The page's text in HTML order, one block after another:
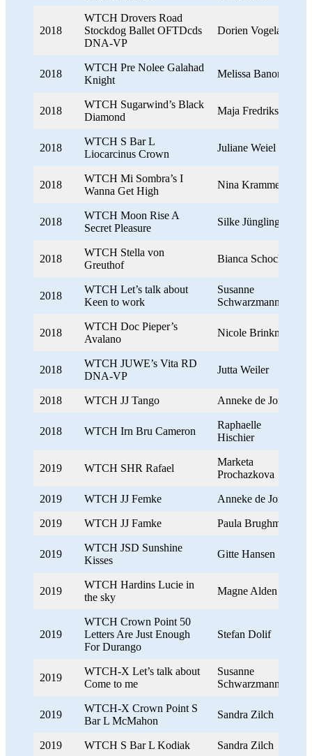
2018
WTCH Drovers Road
Stockdog Ballet OFTDcds
DNA-VP
Dorien Vogelaar
2018
WTCH Pre Nolee Galahad
Knight
Melissa Banon
2018
WTCH Sugarwind’s Black
Diamond
Maja Fredriksson
2018
WTCH S Bar L
Liocarcinus Crown
Juliane Weiel
2018
WTCH Mi Sombra’s I
Wanna Get High
Nina Krammer
2018
WTCH Moon Rise A
Secret Pleasure
Silke Jüngling
2018
WTCH Stella von
Greuthof
Bianca Schoch
2018
WTCH Let’s talk about
Keen to work
Susanne
Schwarzmann
2018
WTCH Doc Pieper’s
Avalano
Nicole Brinkmann
2018
WTCH JUWE’s Vita RD
DNA-VP
Jutta Weiler
2018 WTCH JJ Tango Anneke de Jong
2018 WTCH Irn Bru Cameron
Raphaelle
Hischier
2019 WTCH SHR Rafael
Marketa
Prochazkova
2019 WTCH JJ Femke Anneke de Jong
2019 WTCH JJ Famke Paula Brughmans
2019
WTCH JSD Sunshine
Kisses
Gitte Hansen
2019
WTCH Hardins Lucie in
the sky
Magne Alden
2019
WTCH Crown Point 50
Letters Are Just Enough
For Durango
Stefan Dolif
2019
WTCH-X Let’s talk about
Come to me
Susanne
Schwarzmann
2019
WTCH-X Crown Point S
Bar L McMahon
Sandra Zilch
2019 WTCH S Bar L Kodiak Sandra Zilch